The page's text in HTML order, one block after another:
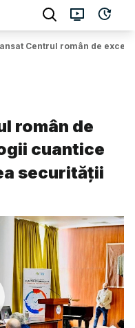
Centrul român de
român de
cuantice
securității